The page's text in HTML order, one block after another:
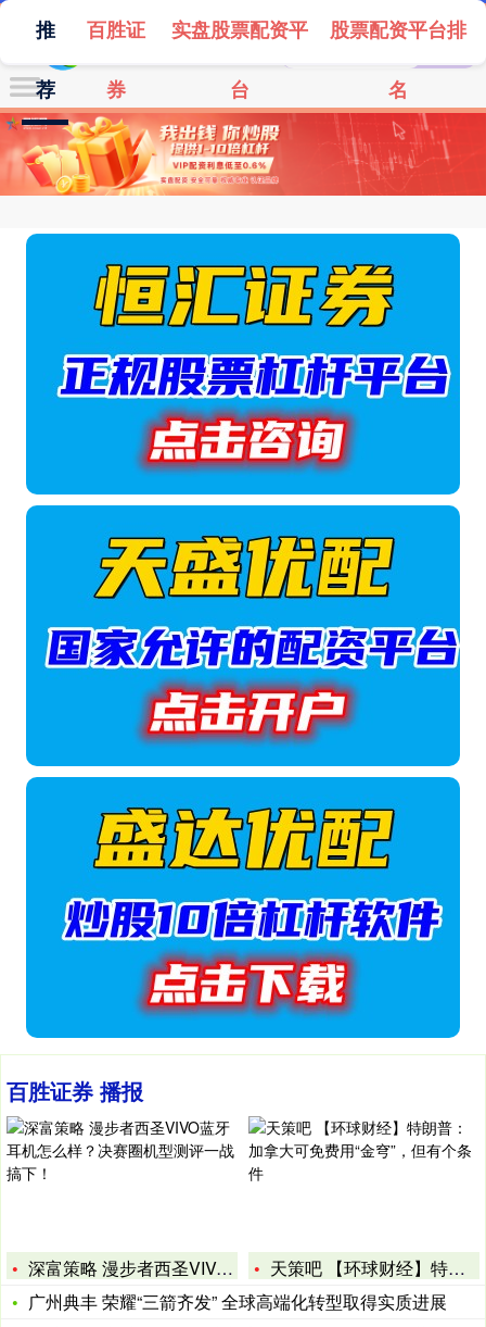
百胜证券 播报
深富策略 漫步者西圣VIVO蓝牙耳机怎么样？决赛圈机型测评一
天策吧 【环球财经】特朗普：加拿大可免费用“金穹”，但有个条
广州典丰 荣耀“三箭齐发” 全球高端化转型取得实质进展
推
荐
百胜证
券
实盘股票配资平
台
股票配资平台排
名